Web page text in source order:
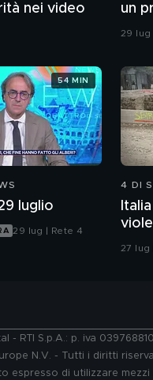
nei video
un
29 lug
luglio
29 lug | Rete 4
54 MIN
4 DI
27 lug
- RTI S.p.A.: p. iva
N.V. - Tutti i diritti
espresso di utilizzare